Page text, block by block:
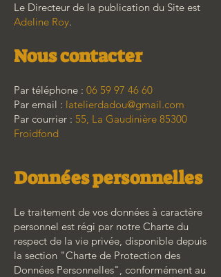
Le Directeur de la publication du Site est
Adeline Roy.
Nous contacter
Par téléphone : 06 59 97 46 60
Par email : latelierdadou@gmail.com
Par courrier : 55, La Gaudinière 85300
Froidfond
Données personnelles
Le traitement de vos données à caractère
personnel est régi par notre Charte du
respect de la vie privée, disponible depuis
la section "Charte de Protection des
Données Personnelles", conformément au